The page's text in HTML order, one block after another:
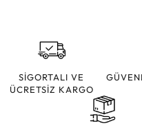
SİGORTALI VE
ÜCRETSİZ KARGO